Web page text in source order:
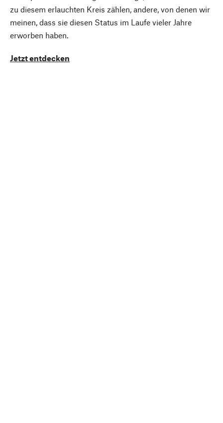
zu diesem erlauchten Kreis zählen, andere, von denen wir
meinen, dass sie diesen Status im Laufe vieler Jahre
erworben haben.
Jetzt entdecken